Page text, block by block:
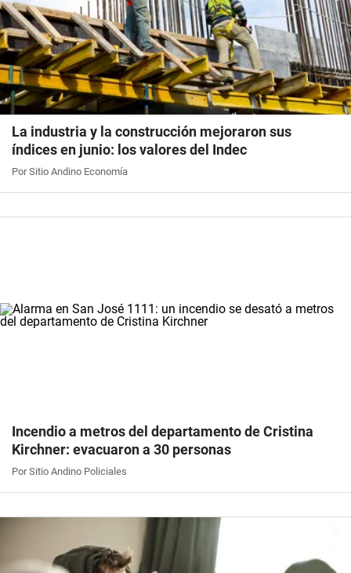
La industria y la construcción mejoraron sus
índices en junio: los valores del Indec
Por Sitio Andino Economía
Incendio a metros del departamento de Cristina
Kirchner: evacuaron a 30 personas
Por Sitio Andino Policiales